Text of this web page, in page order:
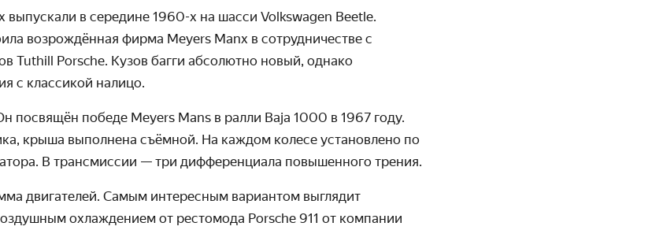
выпускали в середине 1960-х на шасси Volkswagen Beetle.
возрождённая фирма Meyers Manx в сотрудничестве с
Tuthill Porsche. Кузов багги абсолютно новый, однако
с классикой налицо.
посвящён победе Meyers Mans в ралли Baja 1000 в 1967 году.
крыша выполнена съёмной. На каждом колесе установлено по
В трансмиссии — три дифференциала повышенного трения.
двигателей. Самым интересным вариантом выглядит
охлаждением от рестомода Porsche 911 от компании